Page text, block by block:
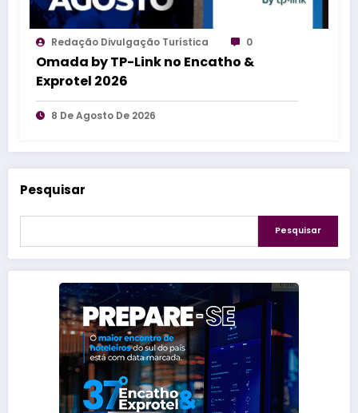
Redação Divulgação Turística 0
Omada by TP-Link no Encatho &
Exprotel 2026
8 De Agosto De 2026
Pesquisar
Pesquisar